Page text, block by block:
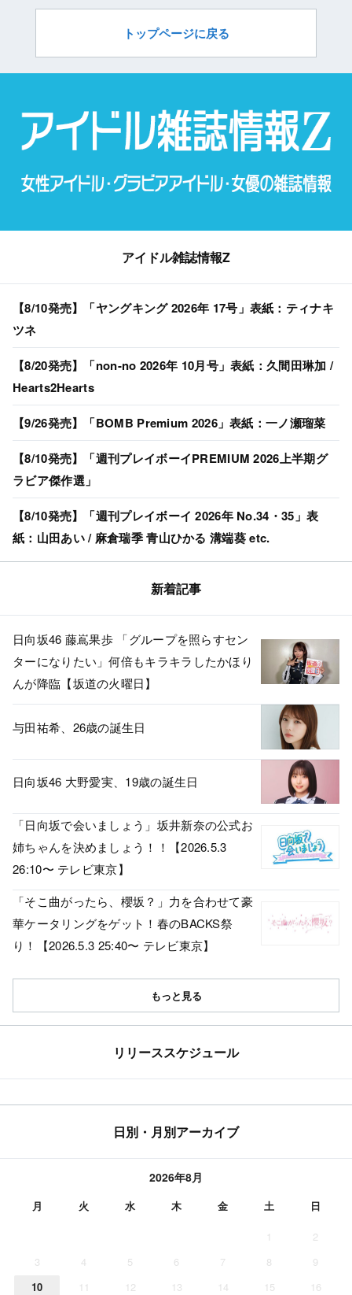
トップページに戻る
アイドル雑誌情報Z
【8/10発売】「ヤングキング 2026年 17号」表紙：ティナキ
ツネ
【8/20発売】「non-no 2026年 10月号」表紙：久間田琳加 /
Hearts2Hearts
【9/26発売】「BOMB Premium 2026」表紙：一ノ瀬瑠菜
【8/10発売】「週刊プレイボーイPREMIUM 2026上半期グ
ラビア傑作選」
【8/10発売】「週刊プレイボーイ 2026年 No.34・35」表
紙：山田あい / 麻倉瑞季 青山ひかる 溝端葵 etc.
新着記事
日向坂46 藤嶌果歩 「グループを照らすセン
ターになりたい」何倍もキラキラしたかほり
んが降臨【坂道の火曜日】
与田祐希、26歳の誕生日
日向坂46 大野愛実、19歳の誕生日
「日向坂で会いましょう」坂井新奈の公式お
姉ちゃんを決めましょう！！【2026.5.3
26:10〜 テレビ東京】
「そこ曲がったら、櫻坂？」力を合わせて豪
華ケータリングをゲット！春のBACKS祭
り！【2026.5.3 25:40〜 テレビ東京】
もっと見る
リリーススケジュール
日別・月別アーカイブ
2026年8月
月 火 水 木 金 土 日
1
2
3
4 5 6 7 8
9
10
11 12 13 14 15
16